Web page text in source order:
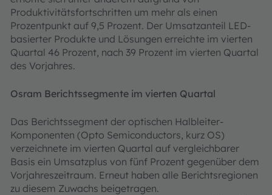
Produktivitätsfortschritten um mehr als einen
Prozentpunkt auf 9,5 Prozent. Der Umsatzanteil LED-
basierter Produkte und Lösungen erreichte im vierten
Quartal 46 Prozent, nach 39 Prozent im vierten Quartal
des Vorjahres.
Osram Berichtssegmente im vierten Quartal
Das Berichtssegment der optischen Halbleiter-
Komponenten (Opto Semiconductors, kurz OS)
verzeichnete im vierten Quartal auf vergleichbarer
Basis ein Umsatzplus von fünf Prozent gegenüber dem
Vorjahreszeitraum. Erneut haben alle Berichtsregionen
zu diesem Zuwachs beigetragen.